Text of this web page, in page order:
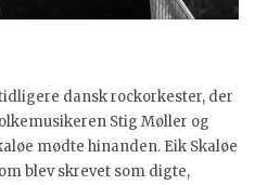
dansk rockorkester, der
Stig Møller og
mødte hinanden. Eik Skaløe
blev skrevet som digte,